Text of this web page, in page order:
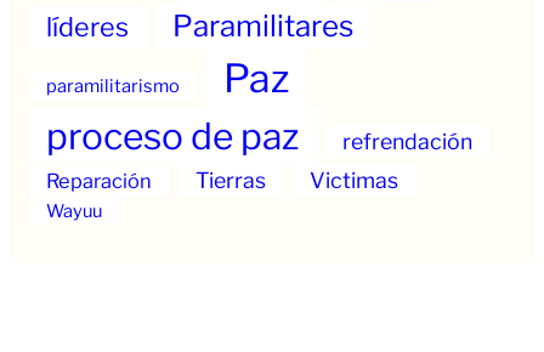
líderes Paramilitares
paramilitarismo Paz
proceso de paz refrendación
Reparación Tierras Victimas
Wayuu